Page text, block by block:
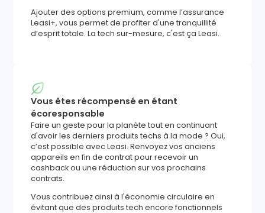
Ajouter des options premium, comme l’assurance
Leasi+, vous permet de profiter d'une tranquillité
d’esprit totale. La tech sur-mesure, c'est ça Leasi.
Vous êtes récompensé en étant
écoresponsable
Faire un geste pour la planète tout en continuant
d'avoir les derniers produits techs à la mode ? Oui,
c’est possible avec Leasi. Renvoyez vos anciens
appareils en fin de contrat pour recevoir un
cashback ou une réduction sur vos prochains
contrats.
Vous contribuez ainsi à l'économie circulaire en
évitant que des produits tech encore fonctionnels